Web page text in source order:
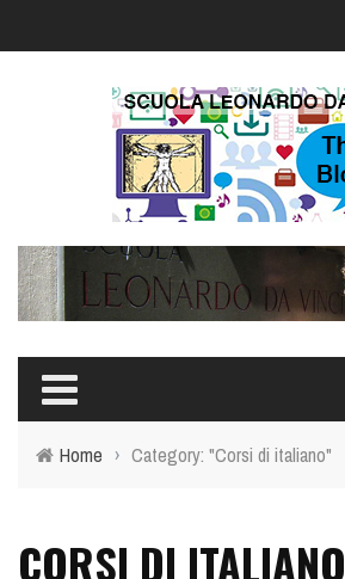
Home › Category: "Corsi di italiano"
CORSI DI ITALIANO